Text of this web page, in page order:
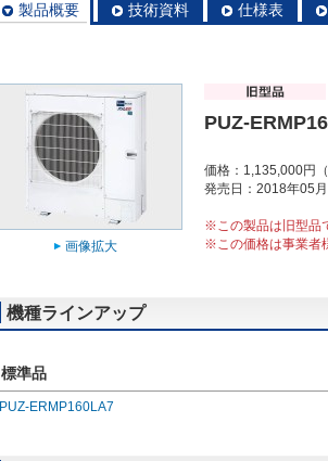
製品概要 技術資料 仕様表
画像拡大
PUZ-
価格：1,135,000円（
発売日：2018年05
※この製品は旧型品
※この価格は事業者
機種ラインアップ
標準品
PUZ-ERMP160LA7